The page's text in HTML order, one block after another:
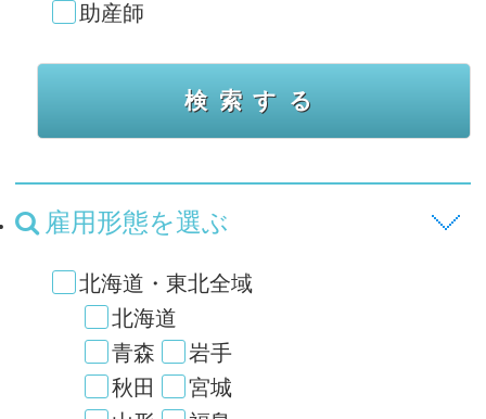
助産師
雇用形態を選ぶ
北海道・東北全域
北海道
青森
岩手
秋田
宮城